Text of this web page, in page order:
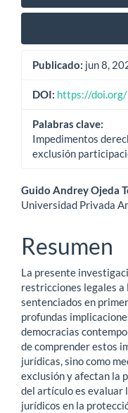
Publicado: jun 8,
DOI: https://
Palabras clave:
Impedimentos
exclusión
Contenido
del
artículo
Guido Andrey Ojeda
Universidad Privada
Resumen
La presente
restricciones legales a
sentenciados en
profundas
democracias
de comprender estos
jurídicas, sino como
exclusión y afectan la
del artículo es evaluar
jurídicos en la